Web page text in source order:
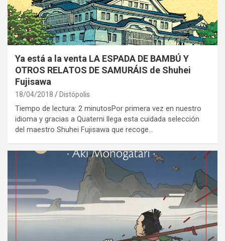
Ya está a la venta LA ESPADA DE BAMBÚ Y
OTROS RELATOS DE SAMURÁIS de Shuhei
Fujisawa
18/04/2018 Distópolis
Tiempo de lectura: 2 minutosPor primera vez en nuestro
idioma y gracias a Quaterni llega esta cuidada selección
del maestro Shuhei Fujisawa que recoge…